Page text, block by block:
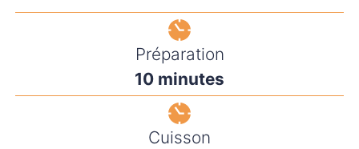
Préparation
10minutes
minutes
Cuisson